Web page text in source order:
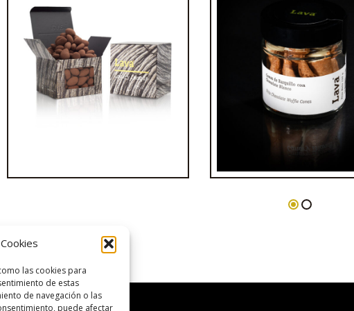
las cookies para
de estas
de navegación o las
puede afectar
Almendras & Tres chocolates
Tarro de volcanitos
chocolate blanco
€5,90